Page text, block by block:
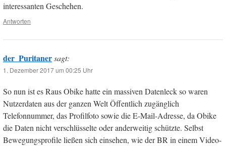
interessanten Geschehen.
Antworten
der_Puritanersagt:
1. Dezember 2017 um 00:25 Uhr
So nun ist es Raus Obike hatte ein massiven Datenleck so waren
Nutzerdaten aus der ganzen Welt Öffentlich zugänglich
Telefonnummer, das Profilfoto sowie die E-Mail-Adresse, da Obike
die Daten nicht verschlüsselte oder anderweitig schützte. Selbst
Bewegungsprofile ließen sich einsehen, wie der BR in einem Video-